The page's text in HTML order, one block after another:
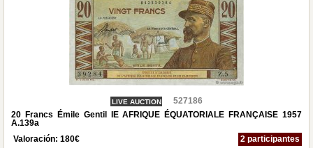
LIVE AUCTION
527186
20 Francs Émile Gentil IE AFRIQUE ÉQUATORIALE FRANÇAISE 1957
A.139a
Valoración: 180€ 2 participantes